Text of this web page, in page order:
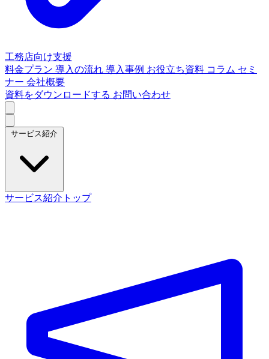
工務店向け支援
料金プラン 導入の流れ 導入事例 お役立ち資料 コラム セミ
ナー 会社概要
資料をダウンロードする お問い合わせ
サービス紹介トップ